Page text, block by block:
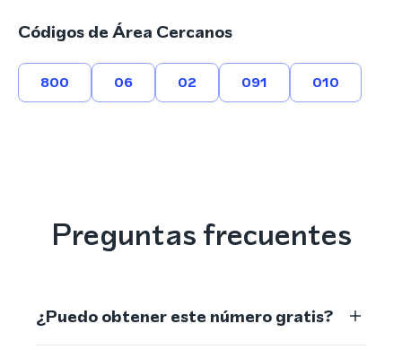
Códigos de Área Cercanos
800 06 02 091 010
Preguntas frecuentes
¿Puedo obtener este número gratis?